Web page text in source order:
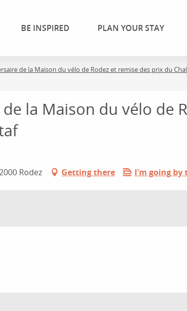
BE INSPIRED PLAN YOUR STAY
de la Maison du vélo de Rodez et remise des prix du
la Maison du vélo de
Rodez Getting there I'm going by